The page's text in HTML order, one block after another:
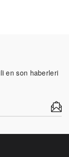
en son haberleri